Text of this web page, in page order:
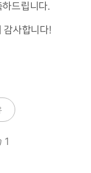
드립니다.
감사합니다!
1